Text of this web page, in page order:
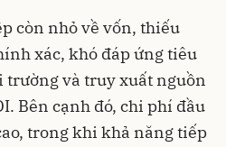
còn nhỏ về vốn, thiếu
xác, khó đáp ứng tiêu
trường và truy xuất nguồn
Bên cạnh đó, chi phí đầu
trong khi khả năng tiếp